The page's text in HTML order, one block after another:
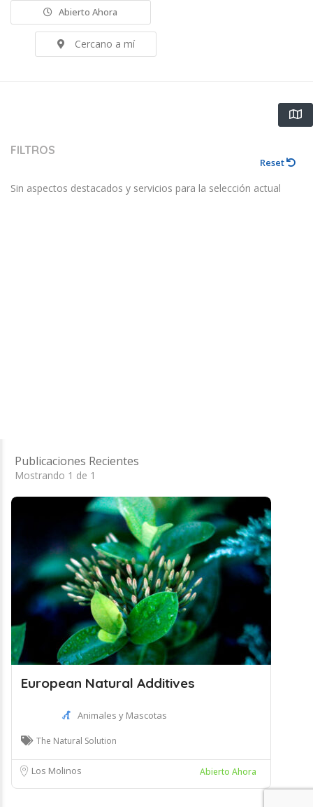
Abierto Ahora
Cercano a mí
FILTROS
Reset
Sin aspectos destacados y servicios para la selección actual
Publicaciones Recientes
Mostrando 1 de 1
European Natural Additives
Animales y Mascotas
The Natural Solution
Los Molinos Abierto Ahora